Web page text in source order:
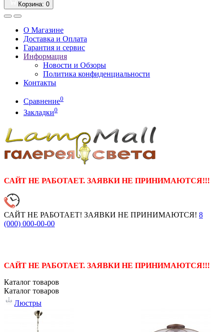
Корзина: 0
О Магазине
Доставка и Оплата
Гарантия и сервис
Информация
Новости и Обзоры
Политика конфиденциальности
Контакты
Сравнение0
Закладки0
САЙТ НЕ РАБОТАЕТ. ЗАЯВКИ НЕ ПРИНИМАЮТСЯ!!!
САЙТ НЕ РАБОТАЕТ! ЗАЯВКИ НЕ ПРИНИМАЮТСЯ! 8
(000) 000-00-00
САЙТ НЕ РАБОТАЕТ. ЗАЯВКИ НЕ ПРИНИМАЮТСЯ!!!
Каталог товаров
Каталог товаров
Люстры